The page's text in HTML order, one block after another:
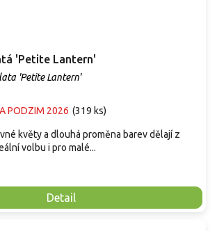
'Petite Lantern'
'Petite Lantern'
PODZIM 2026 (319 ks)
Detail
květy a dlouhá proměna barev dělají z
volbu i pro malé...